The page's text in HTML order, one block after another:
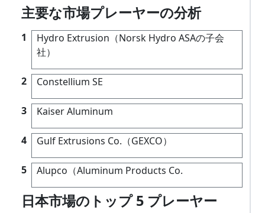
主要な市場プレーヤーの分析
1
Hydro Extrusion（Norsk Hydro ASAの子会
社）
2 Constellium SE
3 Kaiser Aluminum
4 Gulf Extrusions Co.（GEXCO）
5 Alupco（Aluminum Products Co.
日本市場のトップ 5 プレーヤー